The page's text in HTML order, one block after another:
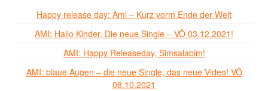
Happy release day: Ami – Kurz vorm Ende der Welt
AMI: Hallo Kinder. Die neue Single – VÖ 03.12.2021!
AMI: Happy Releaseday, Simsalabim!
AMI: blaue Augen – die neue Single, das neue Video! VÖ
08.10.2021